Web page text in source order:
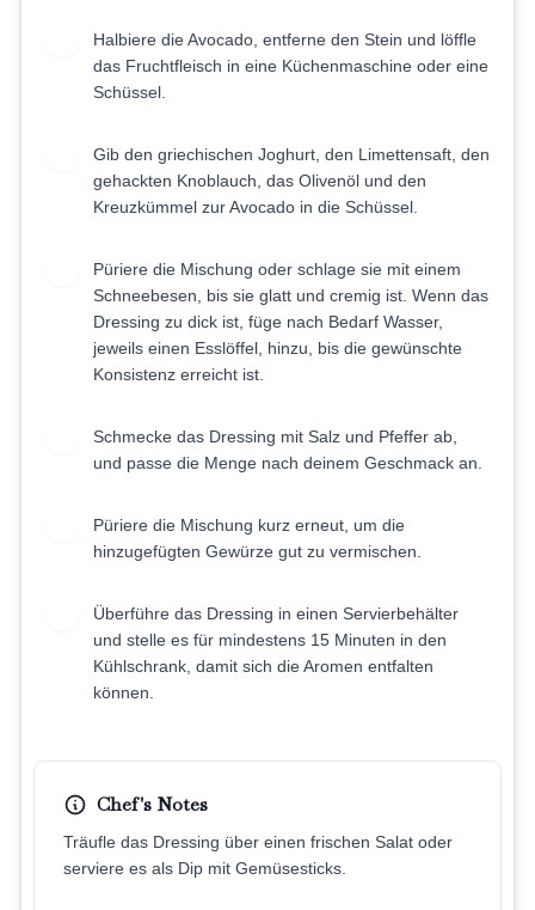
Halbiere die Avocado, entferne den Stein und löffle
das Fruchtfleisch in eine Küchenmaschine oder eine
Schüssel.
Gib den griechischen Joghurt, den Limettensaft, den
gehackten Knoblauch, das Olivenöl und den
Kreuzkümmel zur Avocado in die Schüssel.
Püriere die Mischung oder schlage sie mit einem
Schneebesen, bis sie glatt und cremig ist. Wenn das
Dressing zu dick ist, füge nach Bedarf Wasser,
jeweils einen Esslöffel, hinzu, bis die gewünschte
Konsistenz erreicht ist.
Schmecke das Dressing mit Salz und Pfeffer ab,
und passe die Menge nach deinem Geschmack an.
Püriere die Mischung kurz erneut, um die
hinzugefügten Gewürze gut zu vermischen.
Überführe das Dressing in einen Servierbehälter
und stelle es für mindestens 15 Minuten in den
Kühlschrank, damit sich die Aromen entfalten
können.
Chef's Notes
Träufle das Dressing über einen frischen Salat oder
serviere es als Dip mit Gemüsesticks.